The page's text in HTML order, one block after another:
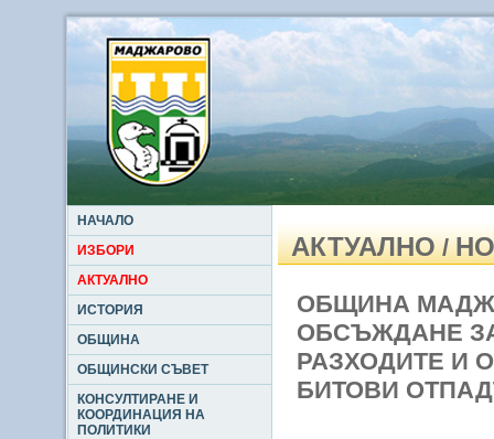
НАЧАЛО
ИЗБОРИ
АКТУАЛНО
ИСТОРИЯ
ОБЩИНА
ОБЩИНСКИ СЪВЕТ
КОНСУЛТИРАНЕ И
КООРДИНАЦИЯ НА
ПОЛИТИКИ
АКТУАЛНО/
ОБЩИНА
ОБСЪЖДАНЕ
РАЗХОДИТЕ И
БИТОВИ